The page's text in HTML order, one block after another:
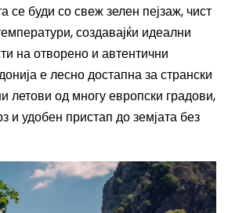
се буди со свеж зелен пејзаж, чист
создавајќи идеални
на отворено и автентични
е лесно достапна за странски
летови од многу европски градови,
и удобен пристап до земјата без